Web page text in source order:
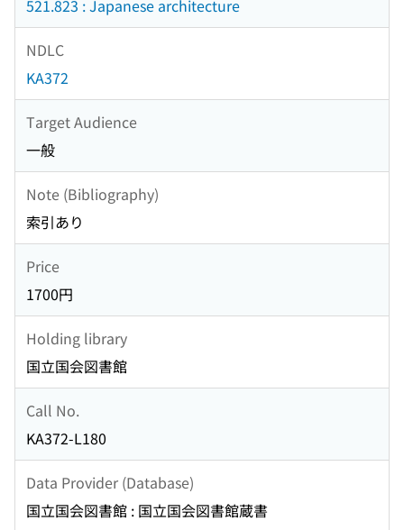
521.823 : Japanese architecture
NDLC
KA372
Target Audience
一般
Note (Bibliography)
索引あり
Price
1700円
Holding library
国立国会図書館
Call No.
KA372-L180
Data Provider (Database)
国立国会図書館 : 国立国会図書館蔵書